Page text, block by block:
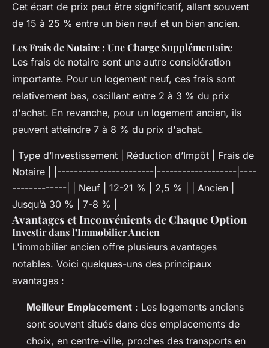
Cet écart de prix peut être significatif, allant souvent
de 15 à 25 % entre un bien neuf et un bien ancien.
Les Frais de Notaire : Une Charge Supplémentaire
Les frais de notaire sont une autre considération
importante. Pour un logement neuf, ces frais sont
relativement bas, oscillant entre 2 à 3 % du prix
d'achat. En revanche, pour un logement ancien, ils
peuvent atteindre 7 à 8 % du prix d'achat.
| Type d’Investissement | Réduction d’Impôt | Frais de
Notaire | |-----------------------|-------------------|----
-------------| | Neuf | 12-21 % | 2,5 % | | Ancien |
Jusqu’à 30 % | 7-8 % |
Avantages et Inconvénients de Chaque Option
Investir dans l’Immobilier Ancien
L'immobilier ancien offre plusieurs avantages
notables. Voici quelques-uns des principaux
avantages :
Meilleur Emplacement : Les logements anciens
sont souvent situés dans des emplacements de
choix, en centre-ville, proches des transports en